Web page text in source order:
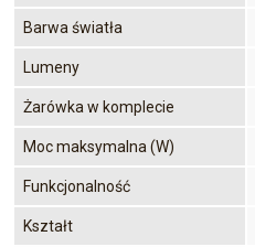
Barwa światła
Lumeny
Żarówka w komplecie
Moc maksymalna (W)
Funkcjonalność
Kształt